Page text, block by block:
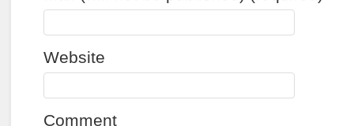
Website
Comment